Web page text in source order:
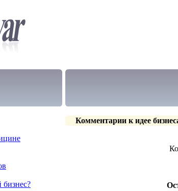
бизнес?
Комментарии к идее